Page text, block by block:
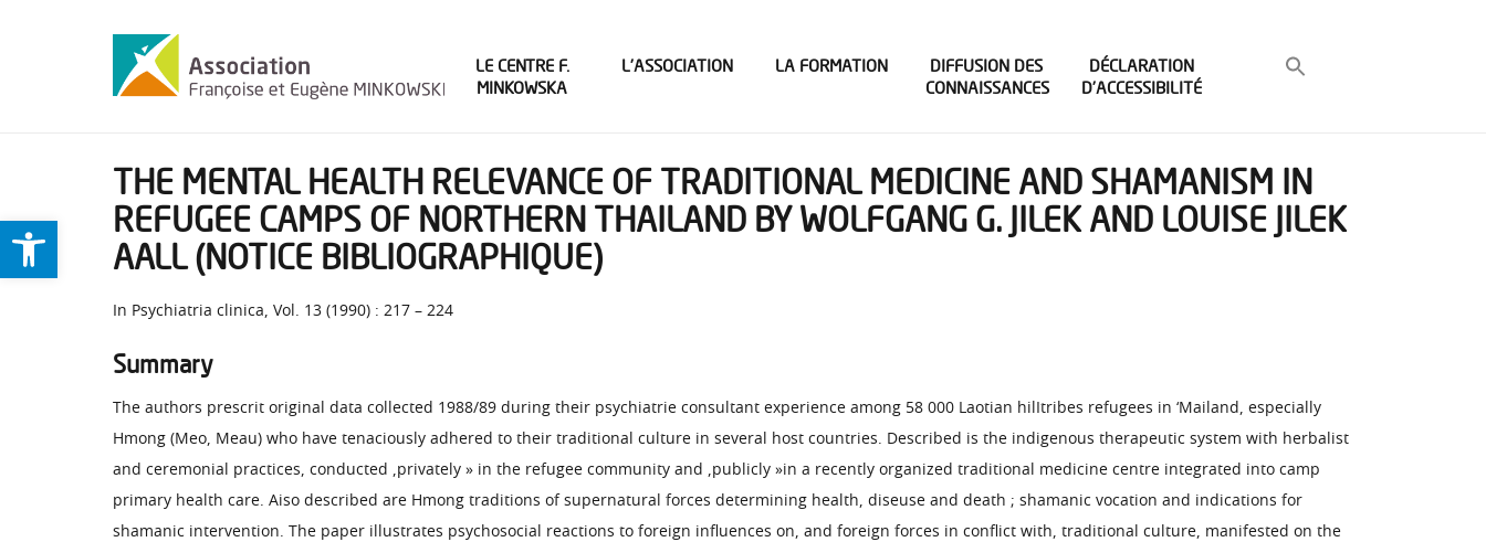
Ouvrir la barre d’outils
LE CENTRE F.
MINKOWSKA
L’ASSOCIATION LA FORMATION
DIFFUSION DES
CONNAISSANCES
DÉCLARATION
D’ACCESSIBILITÉ
THE MENTAL HEALTH RELEVANCE OF TRADITIONAL MEDICINE AND SHAMANISM IN
REFUGEE CAMPS OF NORTHERN THAILAND BY WOLFGANG G. JILEK AND LOUISE JILEK
AALL (NOTICE BIBLIOGRAPHIQUE)
In Psychiatria clinica, Vol. 13 (1990) : 217 – 224
Summary
The authors prescrit original data collected 1988/89 during their psychiatrie consultant experience among 58 000 Laotian hilItribes refugees in ‘Mailand, especially
Hmong (Meo, Meau) who have tenaciously adhered to their traditional culture in several host countries. Described is the indigenous therapeutic system with herbalist
and ceremonial practices, conducted ,privately » in the refugee community and ,publicly »in a recently organized traditional medicine centre integrated into camp
primary health care. Aiso described are Hmong traditions of supernatural forces determining health, diseuse and death ; shamanic vocation and indications for
shamanic intervention. The paper illustrates psychosocial reactions to foreign influences on, and foreign forces in conflict with, traditional culture, manifested on the